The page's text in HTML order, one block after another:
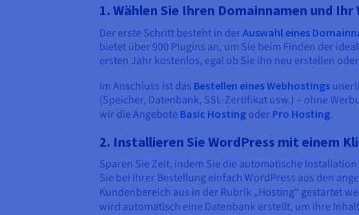
1. Wählen Sie Ihren Domainnamen und
Der erste Schritt besteht in derAuswahl eines
bietet über 900 Plugins an, um Sie beim Finden der
ersten Jahr kostenlos, egal ob Sie ihn neu erstellen
Im Anschluss ist das Bestellen eines Webhostings
(Speicher, Datenbank, SSL-Zertifikat usw.) – ohne
wir die Angebote Basic Hosting oder Pro Hosting.
2. Installieren Sie WordPress mit einem
Sparen Sie Zeit, indem Sie die automatische
Sie bei Ihrer Bestellung einfach WordPress aus den
Kundenbereich aus in der Rubrik „Hosting“ gestartet
wird automatisch eine Datenbank erstellt, um Ihre